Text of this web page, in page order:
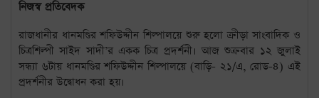
নিজস্ব প্রতিবেদক
রাজধানীর ধানমণ্ডির শফিউদ্দীন শিল্পালয়ে শুরু হলো ক্রীড়া সাংবাদিক ও
চিত্রশিল্পী সাইদ সাদী’র একক চিত্র প্রদর্শনী। আজ শুক্রবার ১২ জুলাই
সন্ধ্যা ৬টায় ধানমণ্ডির শফিউদ্দীন শিল্পালয়ে (বাড়ি- ২১/এ, রোড-৪) এই
প্রদর্শনীর উদ্বোধন করা হয়।